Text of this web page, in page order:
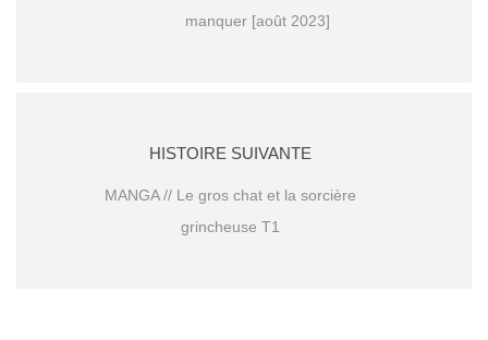
manquer [août 2023]
HISTOIRE SUIVANTE
MANGA // Le gros chat et la sorcière
grincheuse T1